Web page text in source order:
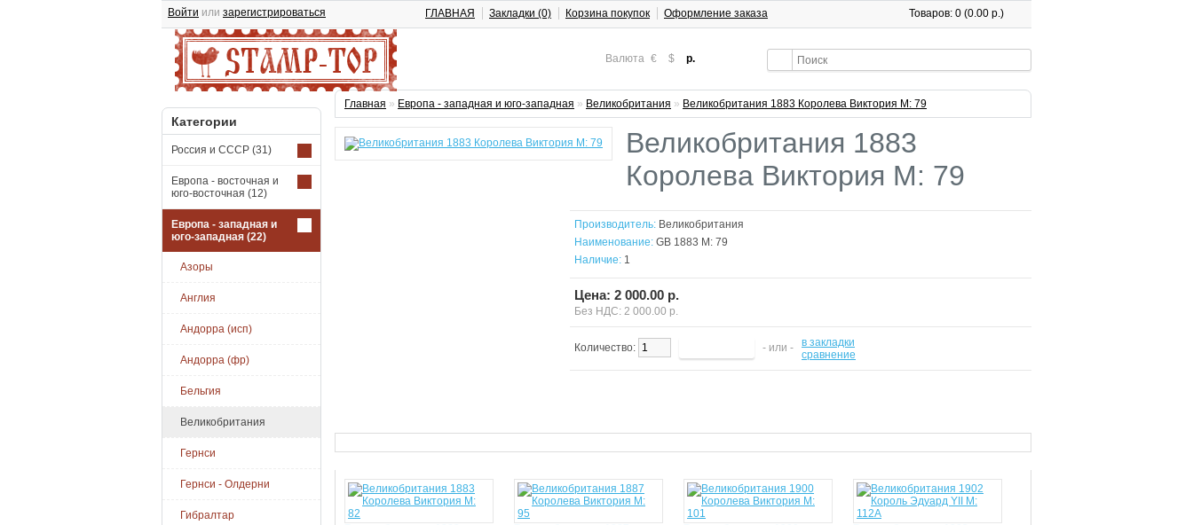
Валюта € $ р.
Товаров: 0 (0.00 р.)
Войти или зарегистрироваться ГЛАВНАЯ Закладки (0) Корзина покупок Оформление заказа
Категории
Россия и СССР (31)
Европа - восточная и
юго-восточная (12)
Европа - западная и
юго-западная (22)
Азоры
Англия
Андорра (исп)
Андорра (фр)
Бельгия
Великобритания
Гернси
Гернси - Олдерни
Гибралтар
Главная » Европа - западная и юго-западная » Великобритания » Великобритания 1883 Королева Виктория М: 79
Великобритания 1883
Королева Виктория М: 79
Производитель: Великобритания
Наименование: GB 1883 М: 79
Наличие: 1
Цена: 2 000.00 р.
Без НДС: 2 000.00 р.
Количество: - или -
в закладки
сравнение